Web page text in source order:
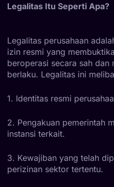
Legalitas Itu Seperti Apa?
Legalitas perusahaan
izin resmi yang
beroperasi secara sah dan
berlaku. Legalitas ini
1. Identitas resmi
2. Pengakuan pemerintah
instansi terkait.
3. Kewajiban yang telah
perizinan sektor tertentu.